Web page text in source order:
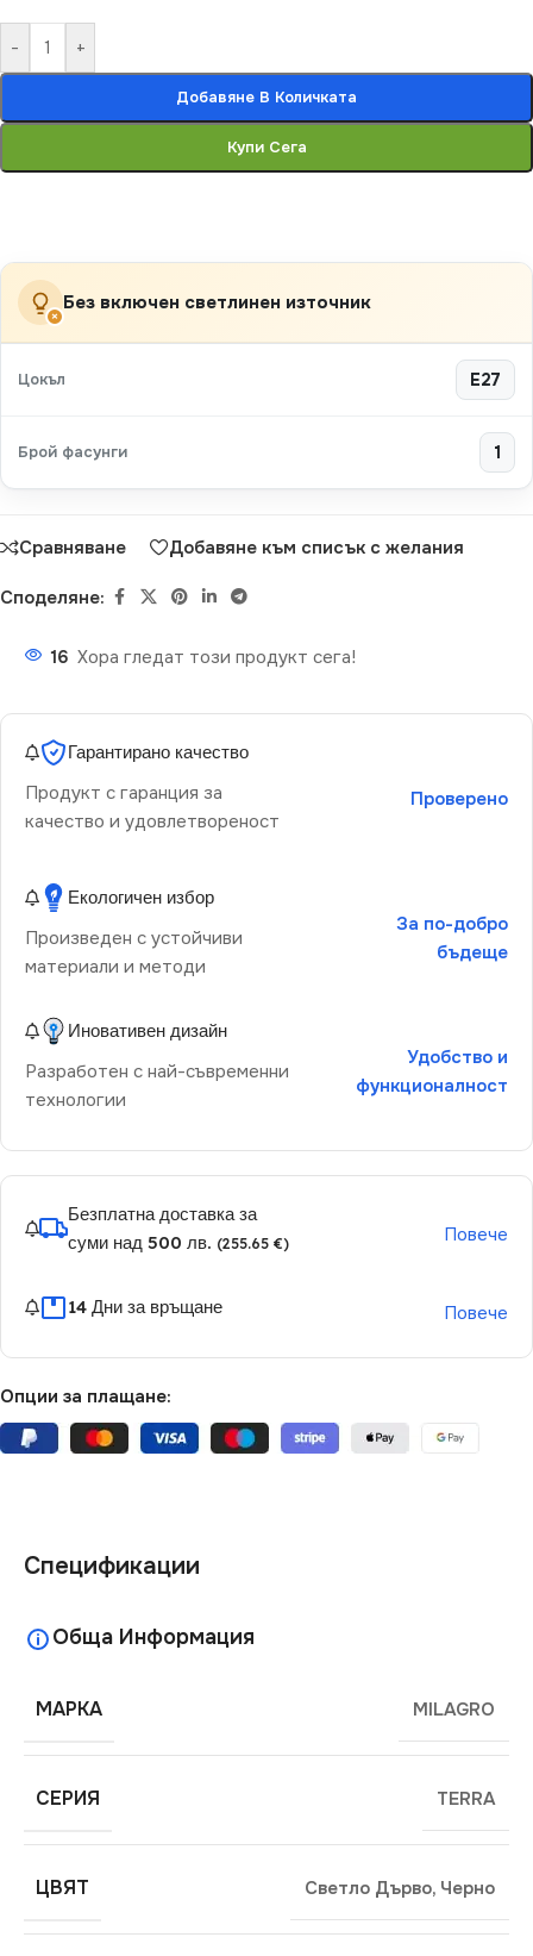
- +
Добавяне В Количката
Купи Сега
×
Без включен светлинен източник
Цокъл E27
Брой фасунги 1
Сравняване Добавяне към списък с желания
Споделяне:
16 Хора гледат този продукт сега!
Гарантирано качество
Продукт с гаранция за
качество и удовлетвореност
Проверено
Екологичен избор
Произведен с устойчиви
материали и методи
За по-добро
бъдеще
Иновативен дизайн
Разработен с най-съвременни
технологии
Удобство и
функционалност
Безплатна доставка за
суми над 500 лв. (255.65 €) Повече
14 Дни за връщане Повече
Опции за плащане:
Спецификации
Обща Информация
МАРКА MILAGRO
СЕРИЯ TERRA
ЦВЯТ Светло Дърво, Черно